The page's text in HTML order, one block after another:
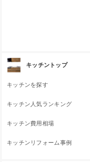
キッチントップ
キッチンを探す
キッチン人気ランキング
キッチン費用相場
キッチンリフォーム事例